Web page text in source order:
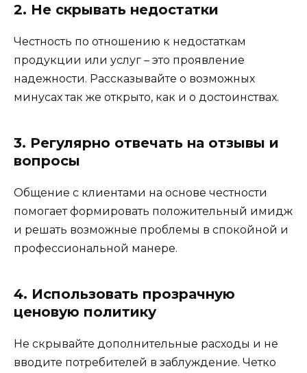
2. Не скрывать недостатки
Честность по отношению к недостаткам
продукции или услуг – это проявление
надежности. Рассказывайте о возможных
минусах так же открыто, как и о достоинствах.
3. Регулярно отвечать на отзывы и
вопросы
Общение с клиентами на основе честности
помогает формировать положительный имидж
и решать возможные проблемы в спокойной и
профессиональной манере.
4. Использовать прозрачную
ценовую политику
Не скрывайте дополнительные расходы и не
вводите потребителей в заблуждение. Четко